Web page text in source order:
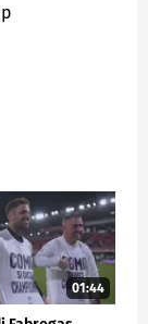
01:44